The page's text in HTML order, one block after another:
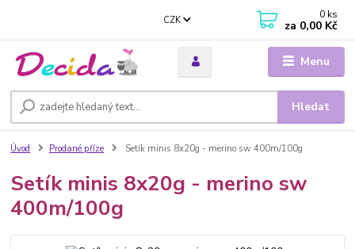
Menu
CZK
Hledat
0 ks
za 0,00 Kč
Úvod Prodané příze Setík minis 8x20g - merino sw 400m/100g
Setík minis 8x20g - merino sw
400m/100g